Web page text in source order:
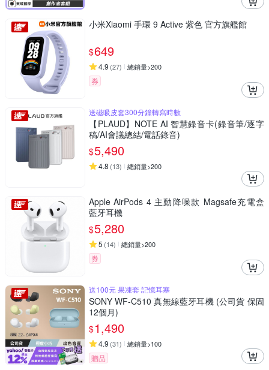
小米Xiaomi 手環 9 Active 紫色 官方旗艦館
$649
4.9 (27) 總銷量>200
券
送磁吸皮套300分鐘轉寫時數
【PLAUD】NOTE AI 智慧錄音卡(錄音筆/逐字
稿/AI會議總結/電話錄音)
$5,490
4.8 (13) 總銷量>200
Apple AirPods 4 主動降噪款 Magsafe充電盒
藍牙耳機
$5,280
5 (14) 總銷量>200
券
送100元 果凍套 記憶耳塞
SONY WF-C510 真無線藍牙耳機 (公司貨 保固
12個月)
$1,490
4.9 (31) 總銷量>100
贈品